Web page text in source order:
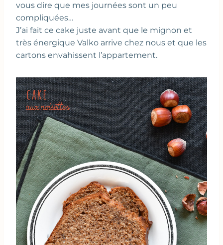
vous dire que mes journées sont un peu
compliquées…
J’ai fait ce cake juste avant que le mignon et
très énergique Valko arrive chez nous et que les
cartons envahissent l’appartement.